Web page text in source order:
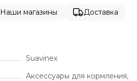
Наши магазины Доставка
Suavinex
Аксессуары для кормления,